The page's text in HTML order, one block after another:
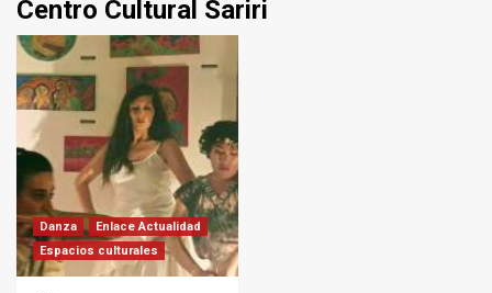
Centro Cultural Sariri
Danza
Enlace Actualidad
Espacios culturales